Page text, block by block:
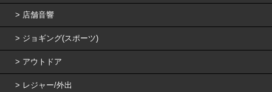
店舗音響
ジョギング(スポーツ)
アウトドア
レジャー/外出